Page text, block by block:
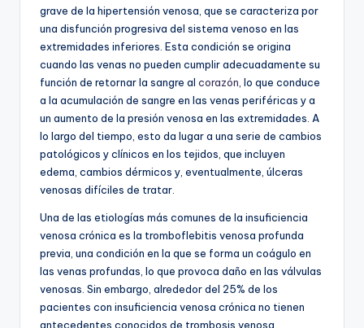
grave de la hipertensión venosa, que se caracteriza por
una disfunción progresiva del sistema venoso en las
extremidades inferiores. Esta condición se origina
cuando las venas no pueden cumplir adecuadamente su
función de retornar la sangre al corazón , lo que conduce
a la acumulación de sangre en las venas periféricas y a
un aumento de la presión venosa en las extremidades. A
lo largo del tiempo, esto da lugar a una serie de cambios
patológicos y clínicos en los tejidos, que incluyen
edema, cambios dérmicos y, eventualmente, úlceras
venosas difíciles de tratar.
Una de las etiologías más comunes de la insuficiencia
venosa crónica es la tromboflebitis venosa profunda
previa, una condición en la que se forma un coágulo en
las venas profundas, lo que provoca daño en las válvulas
venosas. Sin embargo, alrededor del 25% de los
pacientes con insuficiencia venosa crónica no tienen
antecedentes conocidos de trombosis venosa